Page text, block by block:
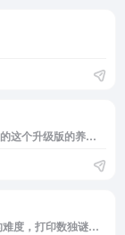
<p>早在十几年前作者就出了一代版本，而今天的这个升级版的养仓鼠，无论是画质还是玩法，都要比一代好玩的多，捏脸、捏人你玩过，捏窝玩过吗？</p>
<p> 每天训练你的大脑！在线数独，四个级别的难度，打印数独谜题，免费数独游戏的乐趣。 </p>